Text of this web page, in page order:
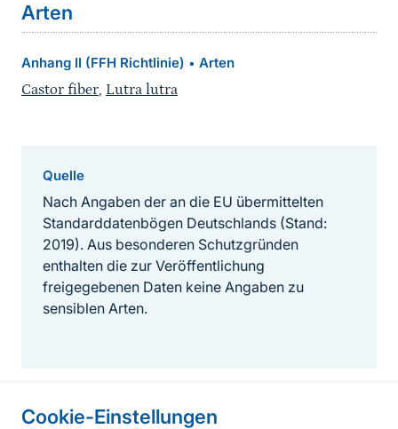
Cookie-Einstellungen
Arten
Anhang II (FFH Richtlinie) • Arten
Castor fiber, Lutra lutra
Quelle
Nach Angaben der an die EU übermittelten
Standarddatenbögen Deutschlands (Stand:
2019). Aus besonderen Schutzgründen
enthalten die zur Veröffentlichung
freigegebenen Daten keine Angaben zu
sensiblen Arten.